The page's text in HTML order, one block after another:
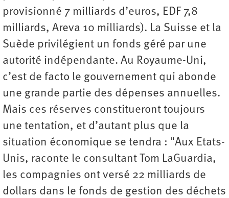
provisionné 7 milliards d’euros, EDF 7,8
milliards, Areva 10 milliards). La Suisse et la
Suède privilégient un fonds géré par une
autorité indépendante. Au Royaume-Uni,
c’est de facto le gouvernement qui abonde
une grande partie des dépenses annuelles.
Mais ces réserves constitueront toujours
une tentation, et d’autant plus que la
situation économique se tendra : "Aux Etats-
Unis, raconte le consultant Tom LaGuardia,
les compagnies ont versé 22 milliards de
dollars dans le fonds de gestion des déchets